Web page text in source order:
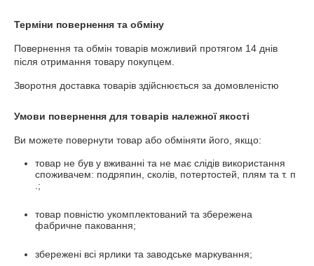
Терміни повернення та обміну
Повернення та обмін товарів можливий протягом 14 днів
після отримання товару покупцем.
Зворотня доставка товарів здійснюється за домовленістю
Умови повернення для товарів належної якості
Ви можете повернути товар або обміняти його, якщо:
товар не був у вживанні та не має слідів використання
споживачем: подряпин, сколів, потертостей, плям та т. п
.;
товар повністю укомплектований та збережена
фабричне паковання;
збережені всі ярлики та заводське маркування;